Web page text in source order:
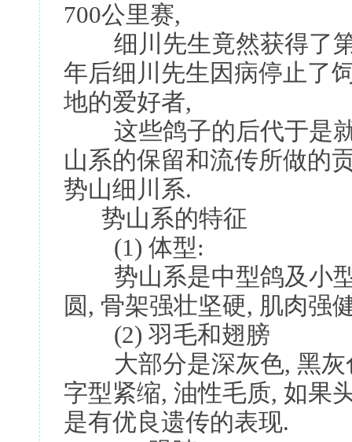
700公里赛,
细川先生竟然获得了第
年后细川先生因病停止了
地的爱好者,
这些鸽子的后代于是就
山系的保留和流传所做的
势山细川系.
势山系的特征
(1) 体型:
势山系是中型鸽及小型
圆, 骨架强壮坚硬, 肌肉强
(2) 羽毛和翅膀
大部分是深灰色, 黑灰
字型紧缩, 油性毛质, 如果
是有优良遗传的表现.